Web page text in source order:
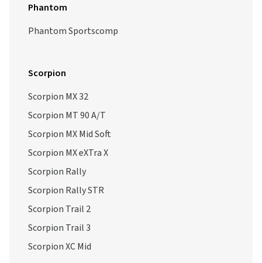
Phantom
Phantom Sportscomp
Scorpion
Scorpion MX 32
Scorpion MT 90 A/T
Scorpion MX Mid Soft
Scorpion MX eXTra X
Scorpion Rally
Scorpion Rally STR
Scorpion Trail 2
Scorpion Trail 3
Scorpion XC Mid